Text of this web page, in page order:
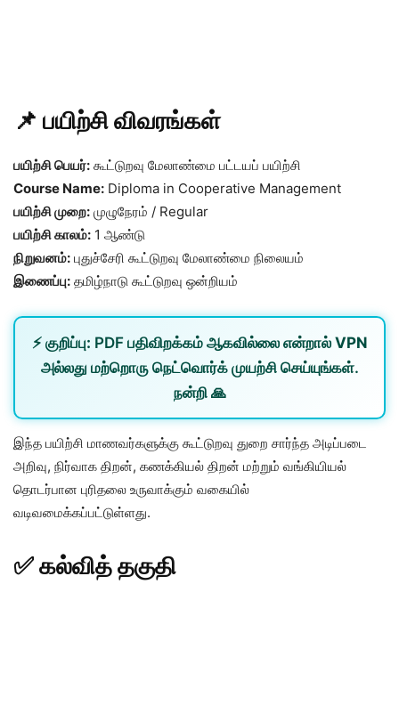
📌 பயிற்சி விவரங்கள்
பயிற்சி பெயர்: கூட்டுறவு மேலாண்மை பட்டயப் பயிற்சி
Course Name: Diploma in Cooperative Management
பயிற்சி முறை: முழுநேரம் / Regular
பயிற்சி காலம்: 1 ஆண்டு
நிறுவனம்: புதுச்சேரி கூட்டுறவு மேலாண்மை நிலையம்
இணைப்பு: தமிழ்நாடு கூட்டுறவு ஒன்றியம்
⚡ குறிப்பு: PDF பதிவிறக்கம் ஆகவில்லை என்றால் VPN
அல்லது மற்றொரு நெட்வொர்க்முயற்சி செய்யுங்கள்.
நன்றி 🙏
இந்த பயிற்சி மாணவர்களுக்கு கூட்டுறவு துறை சார்ந்த அடிப்படை
அறிவு, நிர்வாக திறன், கணக்கியல் திறன் மற்றும் வங்கியியல்
தொடர்பான புரிதலை உருவாக்கும் வகையில்
வடிவமைக்கப்பட்டுள்ளது.
✅ கல்வித் தகுதி